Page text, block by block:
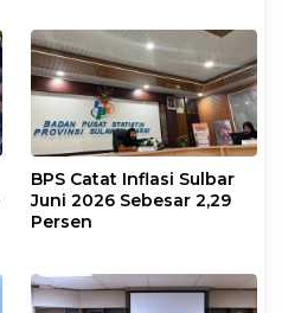
BPS Catat Inflasi Sulbar
Juni 2026 Sebesar 2,29
Persen